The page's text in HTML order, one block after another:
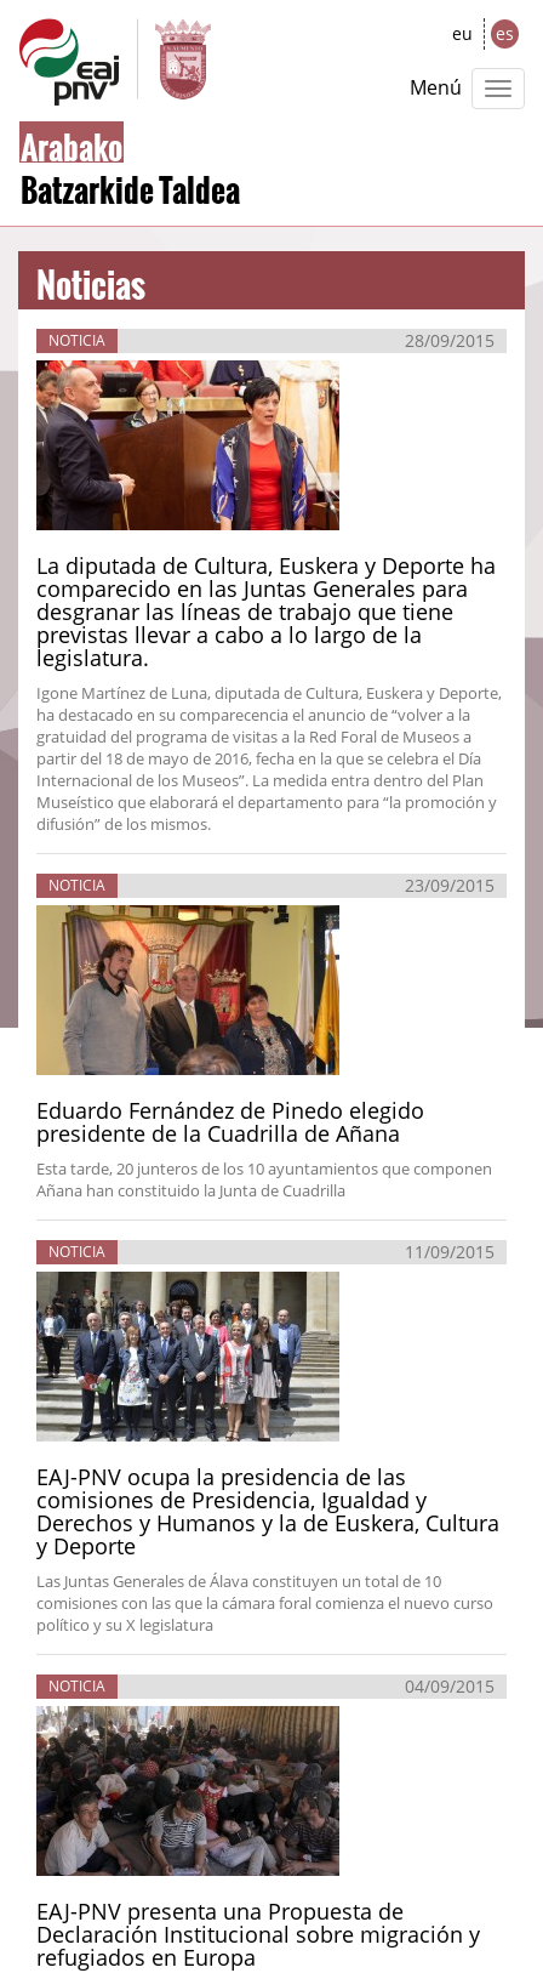
Arabako
Batzarkide Taldea
eu es
Menú
Noticias
NOTICIA 28/09/2015
La diputada de Cultura, Euskera y Deporte ha
comparecido en las Juntas Generales para
desgranar las líneas de trabajo que tiene
previstas llevar a cabo a lo largo de la
legislatura.
Igone Martínez de Luna, diputada de Cultura, Euskera y Deporte,
ha destacado en su comparecencia el anuncio de “volver a la
gratuidad del programa de visitas a la Red Foral de Museos a
partir del 18 de mayo de 2016, fecha en la que se celebra el Día
Internacional de los Museos”. La medida entra dentro del Plan
Museístico que elaborará el departamento para “la promoción y
difusión” de los mismos.
NOTICIA 23/09/2015
Eduardo Fernández de Pinedo elegido
presidente de la Cuadrilla de Añana
Esta tarde, 20 junteros de los 10 ayuntamientos que componen
Añana han constituido la Junta de Cuadrilla
NOTICIA 11/09/2015
EAJ-PNV ocupa la presidencia de las
comisiones de Presidencia, Igualdad y
Derechos y Humanos y la de Euskera, Cultura
y Deporte
Las Juntas Generales de Álava constituyen un total de 10
comisiones con las que la cámara foral comienza el nuevo curso
político y su X legislatura
NOTICIA 04/09/2015
EAJ-PNV presenta una Propuesta de
Declaración Institucional sobre migración y
refugiados en Europa